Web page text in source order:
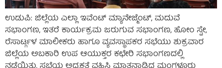
ಉಡುಪಿ: ಜಿಲ್ಲೆಯ ಎಲ್ಲಾ ಇವೆಂಟ್ ಮ್ಯಾನೇಜ್ಮೆಂಟ್, ಮದುವೆ
ಸಭಾಂಗಣ, ಇತರೆ ಕಾರ್ಯಕ್ರಮ ಜರುಗುವ ಸಭಾಂಗಣ, ಹೋಂ ಸ್ಟೇ,
ರೆಸಾರ್ಟ್ಗಳ ಮಾಲೀಕರು ಹಾಗೂ ವ್ಯವಸ್ಥಾಪಕರ ಸಭೆಯು ಶುಕ್ರವಾರ
ಜಿಲ್ಲೆಯ ಅಬಕಾರಿ ಉಪ ಆಯುಕ್ತರ ಕಛೇರಿ ಸಭಾಂಗಣದಲ್ಲಿ